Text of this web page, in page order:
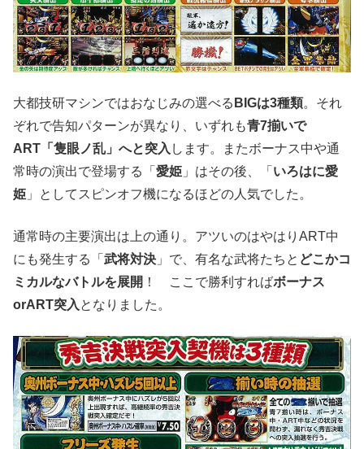
大都技研マシンではおなじみの選べる BIGは3種類。それ
ぞれで告知パターンが異なり、いずれも青7揃いで
ART「隻眼ノ乱」へと突入 します。またボーナス中や通
常時の演出で登場する「 愛姫 」はその後、「 いろはに愛
姫 」としてスピンオフ機になるほどの人気でした。
通常時の主要演出は上の通り。アツいのはやはりART中
にも発生する「 武将対決 」で、有名な武将たちと どこかコ
ミカルなバトルを展開 ！ ここで勝利すればボーナス
orART突入となりました。